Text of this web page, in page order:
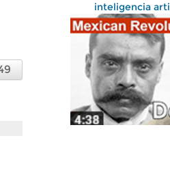
inteligencia